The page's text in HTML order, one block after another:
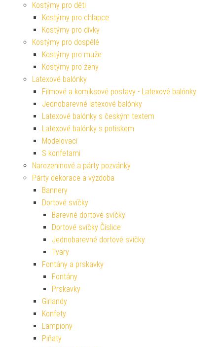
Kostýmy pro děti
Kostýmy pro chlapce
Kostýmy pro dívky
Kostýmy pro dospělé
Kostýmy pro muže
Kostýmy pro ženy
Latexové balónky
Filmové a komiksové postavy - Latexové balónky
Jednobarevné latexové balónky
Latexové balónky s českým textem
Latexové balónky s potiskem
Modelovací
S konfetami
Narozeninové a párty pozvánky
Párty dekorace a výzdoba
Bannery
Dortové svíčky
Barevné dortové svíčky
Dortové svíčky Číslice
Jednobarevné dortové svíčky
Tvary
Fontány a prskavky
Fontány
Prskavky
Girlandy
Konfety
Lampiony
Piňaty